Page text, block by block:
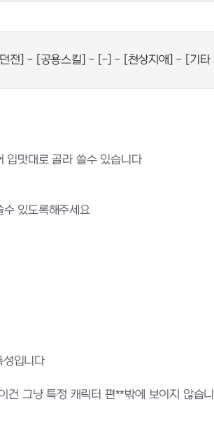
[던전] - [공용스킬] - [-] - [천상지애] - [기타
입맛대로 골라 쓸수 있습니다
있도록해주세요
성입니다
건 그냥 특정 캐릭터 편**밖에 보이지 않습